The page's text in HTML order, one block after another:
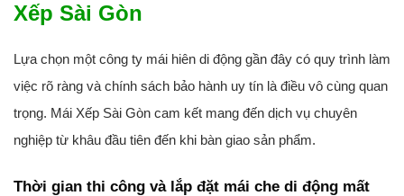
Xếp Sài Gòn
Lựa chọn một công ty mái hiên di động gần đây có quy trình làm
việc rõ ràng và chính sách bảo hành uy tín là điều vô cùng quan
trọng. Mái Xếp Sài Gòn cam kết mang đến dịch vụ chuyên
nghiệp từ khâu đầu tiên đến khi bàn giao sản phẩm.
Thời gian thi công và lắp đặt mái che di động mất